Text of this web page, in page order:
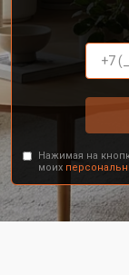
Нажимая на
моих